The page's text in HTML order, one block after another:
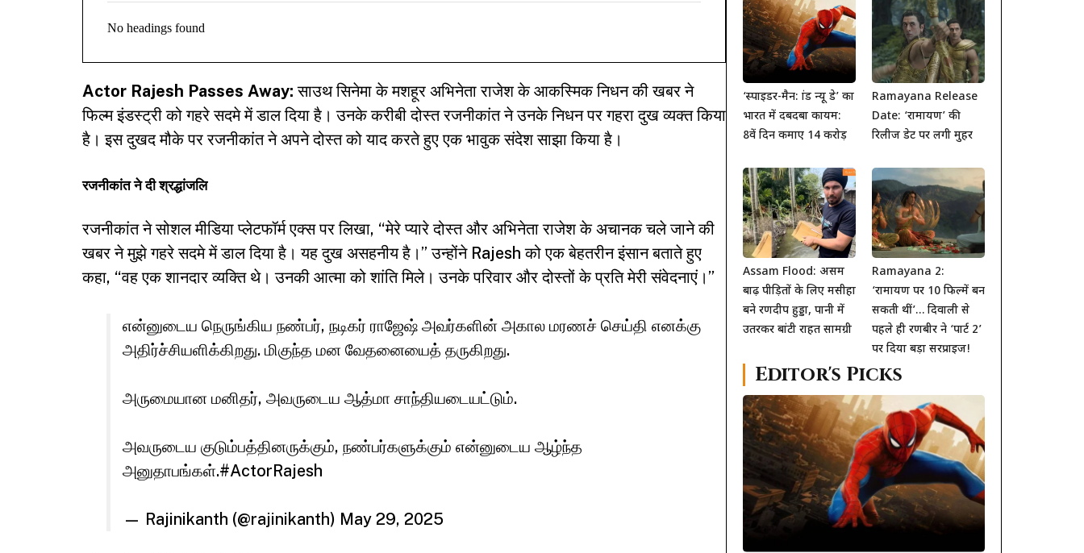
No headings found
Actor Rajesh Passes Away: साउथ सिनेमा के मशहूर अभिनेता राजेश के आकस्मिक निधन की खबर ने
फिल्म इंडस्ट्री को गहरे सदमे में डाल दिया है। उनके करीबी दोस्त रजनीकांत ने उनके निधन पर गहरा दुख व्यक्त किया
है। इस दुखद मौके पर रजनीकांत ने अपने दोस्त को याद करते हुए एक भावुक संदेश साझा किया है।
रजनीकांत ने दी श्रद्धांजलि
रजनीकांत ने सोशल मीडिया प्लेटफॉर्म एक्स पर लिखा, “मेरे प्यारे दोस्त और अभिनेता राजेश के अचानक चले जाने की
खबर ने मुझे गहरे सदमे में डाल दिया है। यह दुख असहनीय है।” उन्होंने Rajesh को एक बेहतरीन इंसान बताते हुए
कहा, “वह एक शानदार व्यक्ति थे। उनकी आत्मा को शांति मिले। उनके परिवार और दोस्तों के प्रति मेरी संवेदनाएं।”
என்னுடைய நெருங்கிய நண்பர், நடிகர் ராஜேஷ் அவர்களின் அகால மரணச் செய்தி எனக்கு
அதிர்ச்சியளிக்கிறது. மிகுந்த மன வேதனையைத் தருகிறது.
அருமையான மனிதர், அவருடைய ஆத்மா சாந்தியடையட்டும்.
அவருடைய குடும்பத்தினருக்கும், நண்பர்களுக்கும் என்னுடைய ஆழ்ந்த
அனுதாபங்கள்.#ActorRajesh
— Rajinikanth (@rajinikanth) May 29, 2025
‘स्पाइडर-मैन: ब्रांड न्यू डे’ का
भारत में दबदबा कायम:
8वें दिन कमाए 14 करोड़
Ramayana Release
Date: ‘रामायण’ की
रिलीज डेट पर लगी मुहर
Assam Flood: असम
बाढ़ पीड़ितों के लिए मसीहा
बने रणदीप हुड्डा, पानी में
उतरकर बांटी राहत सामग्री
Ramayana 2:
‘रामायण पर 10 फिल्में बन
सकती थीं’… दिवाली से
पहले ही रणबीर ने ‘पार्ट 2’
पर दिया बड़ा सरप्राइज!
Editor's Picks